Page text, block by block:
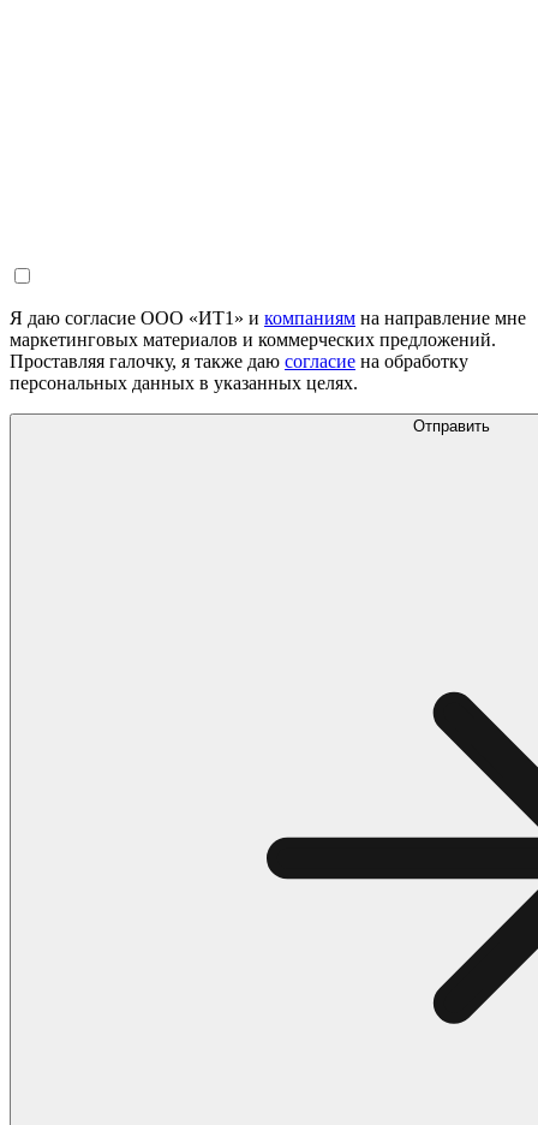
Я даю согласие ООО «ИТ1» и компаниям на направление мне
маркетинговых материалов и коммерческих предложений.
Проставляя галочку, я также даю согласие на обработку
персональных данных в указанных целях.
Отправить